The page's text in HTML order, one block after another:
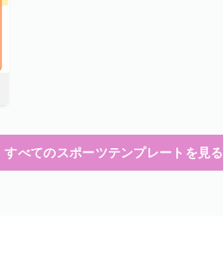
すべてのスポーツテンプレートを見る